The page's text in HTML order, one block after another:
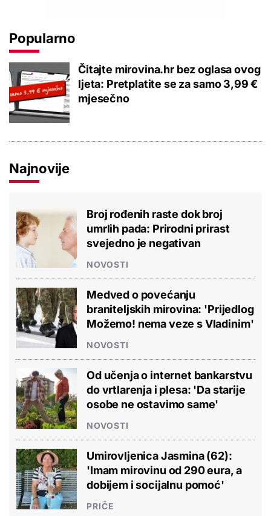
Popularno
Čitajte mirovina.hr bez oglasa ovog
ljeta: Pretplatite se za samo 3,99 €
mjesečno
Najnovije
Broj rođenih raste dok broj
umrlih pada: Prirodni prirast
svejedno je negativan
NOVOSTI
Medved o povećanju
braniteljskih mirovina: 'Prijedlog
Možemo! nema veze s Vladinim'
NOVOSTI
Od učenja o internet bankarstvu
do vrtlarenja i plesa: 'Da starije
osobe ne ostavimo same'
NOVOSTI
Umirovljenica Jasmina (62):
'Imam mirovinu od 290 eura, a
dobijem i socijalnu pomoć'
PRIČE